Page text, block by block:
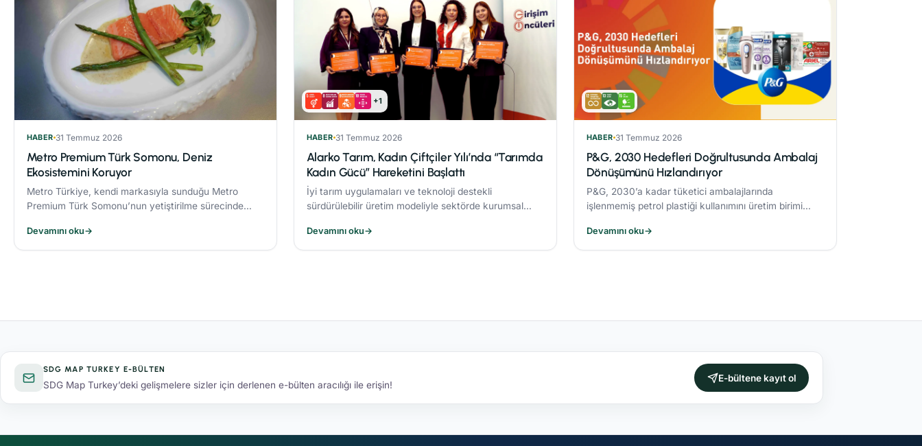
HABER 31 Temmuz 2026
Metro Premium Türk Somonu, Deniz
Ekosistemini Koruyor
Metro Türkiye, kendi markasıyla sunduğu Metro
Premium Türk Somonu’nun yetiştirilme sürecinde
uyguluyor.
Devamını oku→
+1
HABER 31 Temmuz 2026
Alarko Tarım, Kadın Çiftçiler Yılı’nda “Tarımda
Kadın Gücü” Hareketini Başlattı
İyi tarım uygulamaları ve teknoloji destekli
sürdürülebilir üretim modeliyle sektörde kurumsal
üçüncü yılında “Tarımda Kadın Gücü” hareketi
başlatıyor.
Devamını oku→
HABER 31 Temmuz 2026
P&G, 2030 Hedefleri Doğrultusunda Ambalaj
Dönüşümünü Hızlandırıyor
P&G, 2030’a kadar tüketici ambalajlarında
işlenmemiş petrol plastiği kullanımını üretim birimi
%21’lik azaltım sağladı.
Devamını oku→
SDG MAP TURKEY E-BÜLTEN
SDG Map Turkey’deki gelişmelere sizler için derlenen e-bülten aracılığı ile erişin!
E-bültene kayıt ol